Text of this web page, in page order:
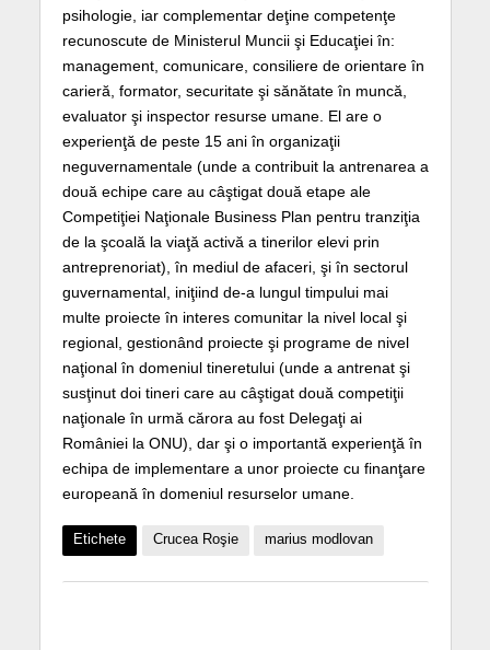
psihologie, iar complementar deţine competenţe
recunoscute de Ministerul Muncii şi Educaţiei în:
management, comunicare, consiliere de orientare în
carieră, formator, securitate şi sănătate în muncă,
evaluator şi inspector resurse umane. El are o
experienţă de peste 15 ani în organizaţii
neguvernamentale (unde a contribuit la antrenarea a
două echipe care au câştigat două etape ale
Competiţiei Naţionale Business Plan pentru tranziţia
de la şcoală la viaţă activă a tinerilor elevi prin
antreprenoriat), în mediul de afaceri, şi în sectorul
guvernamental, iniţiind de-a lungul timpului mai
multe proiecte în interes comunitar la nivel local şi
regional, gestionând proiecte şi programe de nivel
naţional în domeniul tineretului (unde a antrenat şi
susţinut doi tineri care au câştigat două competiţii
naţionale în urmă cărora au fost Delegaţi ai
României la ONU), dar şi o importantă experienţă în
echipa de implementare a unor proiecte cu finanţare
europeană în domeniul resurselor umane.
Etichete Crucea Roşie marius modlovan